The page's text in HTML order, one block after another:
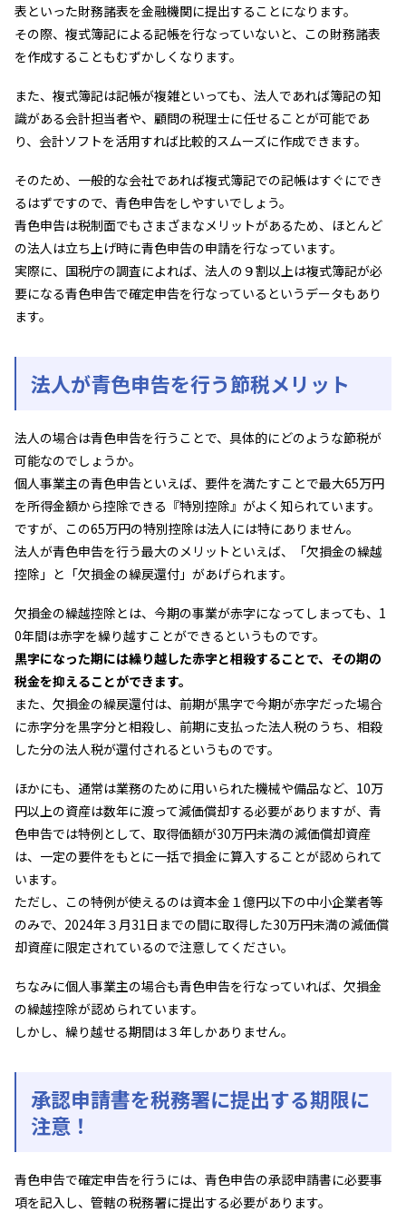
表といった財務諸表を金融機関に提出することになります。
その際、複式簿記による記帳を行なっていないと、この財務諸表
を作成することもむずかしくなります。
また、複式簿記は記帳が複雑といっても、法人であれば簿記の知
識がある会計担当者や、顧問の税理士に任せることが可能であ
り、会計ソフトを活用すれば比較的スムーズに作成できます。
そのため、一般的な会社であれば複式簿記での記帳はすぐにでき
るはずですので、青色申告をしやすいでしょう。
青色申告は税制面でもさまざまなメリットがあるため、ほとんど
の法人は立ち上げ時に青色申告の申請を行なっています。
実際に、国税庁の調査によれば、法人の９割以上は複式簿記が必
要になる青色申告で確定申告を行なっているというデータもあり
ます。
法人が青色申告を行う節税メリット
法人の場合は青色申告を行うことで、具体的にどのような節税が
可能なのでしょうか。
個人事業主の青色申告といえば、要件を満たすことで最大65万円
を所得金額から控除できる『特別控除』がよく知られています。
ですが、この65万円の特別控除は法人には特にありません。
法人が青色申告を行う最大のメリットといえば、「欠損金の繰越
控除」と「欠損金の繰戻還付」があげられます。
欠損金の繰越控除とは、今期の事業が赤字になってしまっても、1
0年間は赤字を繰り越すことができるというものです。
黒字になった期には繰り越した赤字と相殺することで、その期の
税金を抑えることができます。
また、欠損金の繰戻還付は、前期が黒字で今期が赤字だった場合
に赤字分を黒字分と相殺し、前期に支払った法人税のうち、相殺
した分の法人税が還付されるというものです。
ほかにも、通常は業務のために用いられた機械や備品など、10万
円以上の資産は数年に渡って減価償却する必要がありますが、青
色申告では特例として、取得価額が30万円未満の減価償却資産
は、一定の要件をもとに一括で損金に算入することが認められて
います。
ただし、この特例が使えるのは資本金１億円以下の中小企業者等
のみで、2024年３月31日までの間に取得した30万円未満の減価償
却資産に限定されているので注意してください。
ちなみに個人事業主の場合も青色申告を行なっていれば、欠損金
の繰越控除が認められています。
しかし、繰り越せる期間は３年しかありません。
承認申請書を税務署に提出する期限に
注意！
青色申告で確定申告を行うには、青色申告の承認申請書に必要事
項を記入し、管轄の税務署に提出する必要があります。